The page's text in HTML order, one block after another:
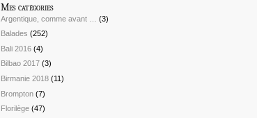
Mes catégories
Argentique, comme avant …
(3)
Balades (252)
Bali 2016 (4)
Bilbao 2017 (3)
Birmanie 2018 (11)
Brompton (7)
Florilège (47)